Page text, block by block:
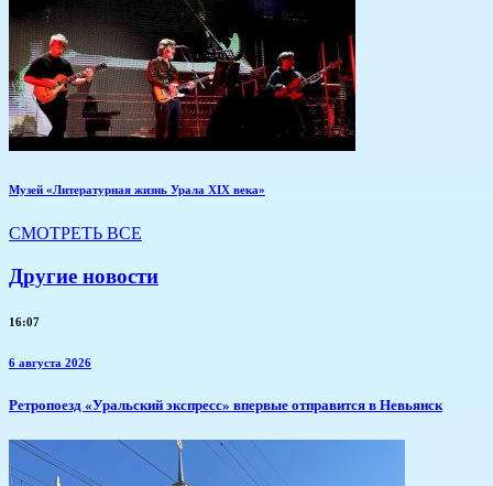
Музей «Литературная жизнь Урала XIX века»
СМОТРЕТЬ ВСЕ
Другие новости
16:07
6 августа 2026
​Ретропоезд «Уральский экспресс» впервые отправится в Невьянск